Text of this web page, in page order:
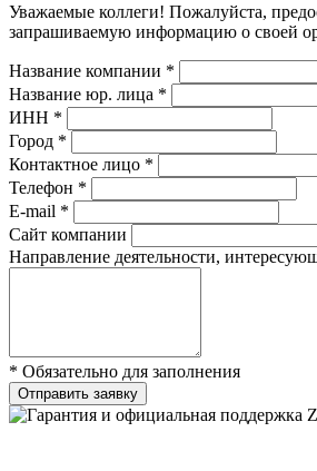
Уважаемые коллеги! Пожалуйста,
запрашиваемую информацию о своей
Название компании *
Название юр. лица *
ИНН *
Город *
Контактное лицо *
Телефон *
E-mail *
Сайт компании
Направление деятельности,
* Обязательно для заполнения
Отправить заявку